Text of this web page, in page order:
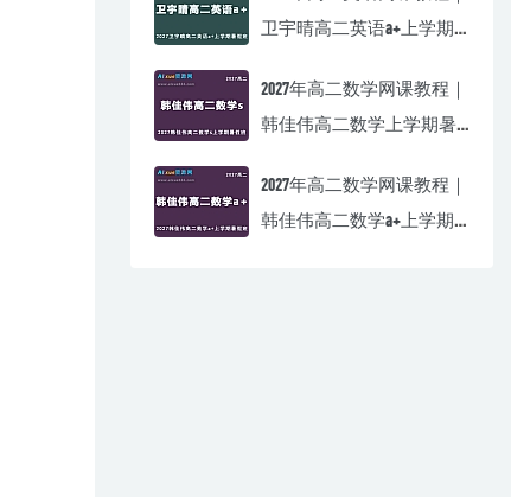
卫宇晴高二英语a+上学期
2027年高二数学网课教程｜
韩佳伟高二数学上学期暑
2027年高二数学网课教程｜
韩佳伟高二数学a+上学期